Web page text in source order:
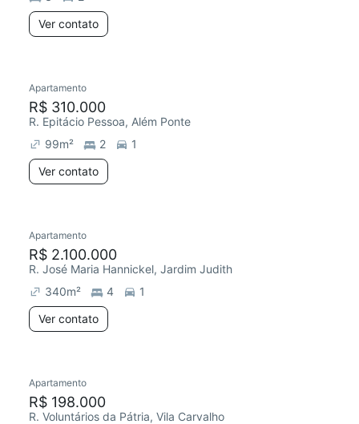
Ver contato
Apartamento
R$ 310.000
R. Epitácio Pessoa, Além Ponte
99m² 2
1
Ver contato
Apartamento
R$ 2.100.000
R. José Maria Hannickel, Jardim Judith
340m² 4
1
Ver contato
Apartamento
R$ 198.000
R. Voluntários da Pátria, Vila Carvalho